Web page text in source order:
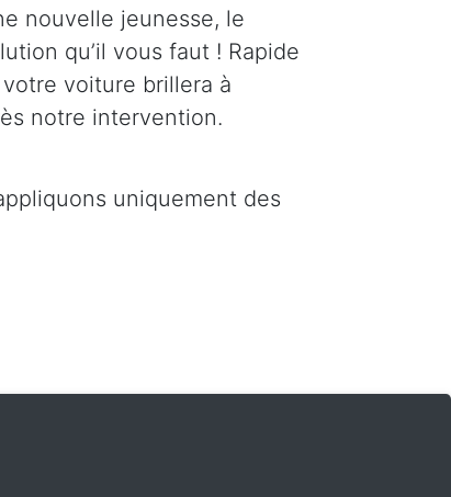
nouvelle jeunesse, le
qu’il vous faut ! Rapide
voiture brillera à
notre intervention.
uniquement des